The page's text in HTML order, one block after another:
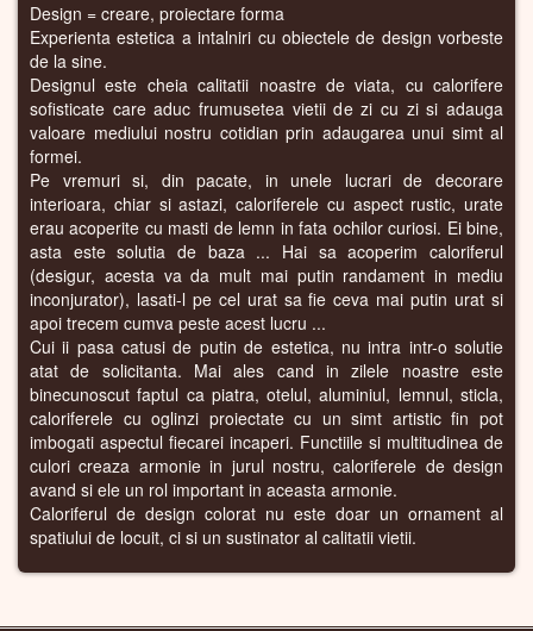
Design = creare, proiectare forma
Experienta estetica a intalniri cu obiectele de design vorbeste
de la sine.
Designul este cheia calitatii noastre de viata, cu calorifere
sofisticate care aduc frumusetea vietii de zi cu zi si adauga
valoare mediului nostru cotidian prin adaugarea unui simt al
formei.
Pe vremuri si, din pacate, in unele lucrari de decorare
interioara, chiar si astazi, caloriferele cu aspect rustic, urate
erau acoperite cu masti de lemn in fata ochilor curiosi. Ei bine,
asta este solutia de baza ... Hai sa acoperim caloriferul
(desigur, acesta va da mult mai putin randament in mediu
inconjurator), lasati-l pe cel urat sa fie ceva mai putin urat si
apoi trecem cumva peste acest lucru ...
Cui ii pasa catusi de putin de estetica, nu intra intr-o solutie
atat de solicitanta. Mai ales cand in zilele noastre este
binecunoscut faptul ca piatra, otelul, aluminiul, lemnul, sticla,
caloriferele cu oglinzi proiectate cu un simt artistic fin pot
imbogati aspectul fiecarei incaperi. Functiile si multitudinea de
culori creaza armonie in jurul nostru, caloriferele de design
avand si ele un rol important in aceasta armonie.
Caloriferul de design colorat nu este doar un ornament al
spatiului de locuit, ci si un sustinator al calitatii vietii.